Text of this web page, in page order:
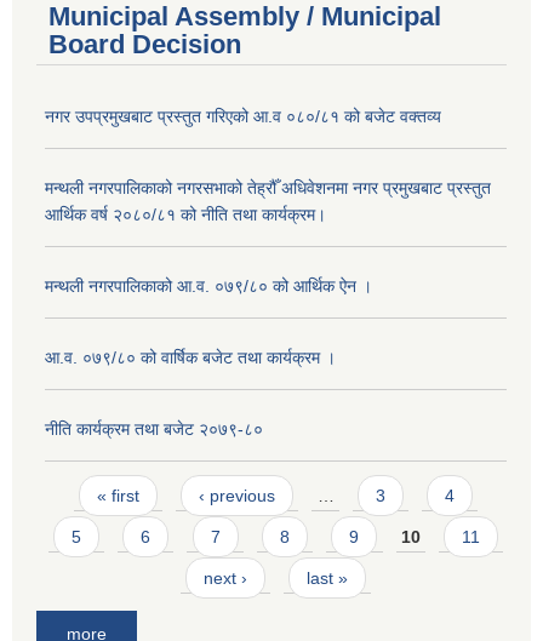
Municipal Assembly / Municipal
Board Decision
नगर उपप्रमुखबाट प्रस्तुत गरिएको आ.व ०८०/८१ को बजेट वक्तव्य
मन्थली नगरपालिकाको नगरसभाको तेह्रौँ अधिवेशनमा नगर प्रमुखबाट प्रस्तुत
आर्थिक वर्ष २०८०/८१ को नीति तथा कार्यक्रम।
मन्थली नगरपालिकाको आ.व. ०७९/८० को आर्थिक ऐन ।
आ.व. ०७९/८० को वार्षिक बजेट तथा कार्यक्रम ।
नीति कार्यक्रम तथा बजेट २०७९-८०
Pages
« first ‹ previous 3 4
5 6 7 8 9 10 11
next › last »
more